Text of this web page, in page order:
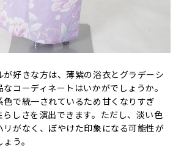
好きな方は、薄紫の浴衣とグラデーシ
コーディネートはいかがでしょうか。
で統一されているため甘くなりすぎ
しさを演出できます。ただし、淡い色
リがなく、ぼやけた印象になる可能性が
う。